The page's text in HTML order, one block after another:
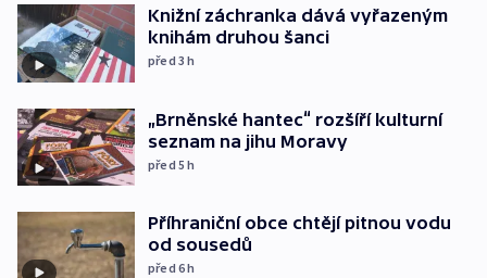
Knižní záchranka dává vyřazeným
knihám druhou šanci
před 3h
„Brněnské hantec“ rozšíří kulturní
seznam na jihu Moravy
před 5h
Příhraniční obce chtějí pitnou vodu
od sousedů
před 6h